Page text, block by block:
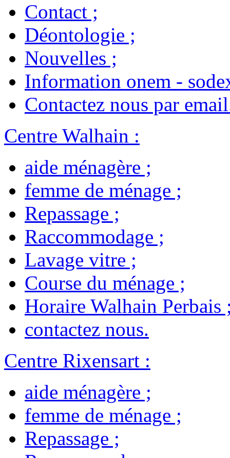
Contact ;
Déontologie ;
Nouvelles ;
Information onem -
Contactez nous par email
Centre Walhain :
aide ménagère ;
femme de ménage ;
Repassage ;
Raccommodage ;
Lavage vitre ;
Course du ménage ;
Horaire Walhain Perbais
contactez nous.
Centre Rixensart :
aide ménagère ;
femme de ménage ;
Repassage ;